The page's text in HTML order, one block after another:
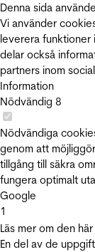
Denna sida
Vi använder
leverera funktioner
delar också
partners inom
Information
Nödvändig 8
Nödvändiga
genom att
tillgång till säkra
fungera optimalt
Google
1
Läs mer om den
En del av de